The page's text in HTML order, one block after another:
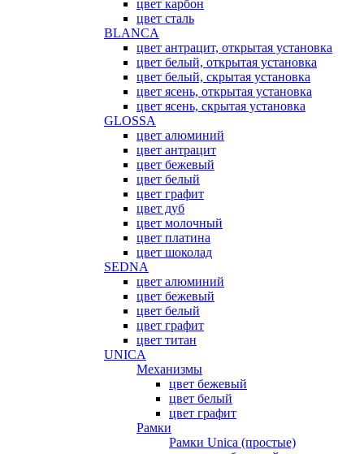
цвет карбон
цвет сталь
BLANCA
цвет антрацит, открытая установка
цвет белый, открытая установка
цвет белый, скрытая установка
цвет ясень, открытая установка
цвет ясень, скрытая установка
GLOSSA
цвет алюминий
цвет антрацит
цвет бежевый
цвет белый
цвет графит
цвет дуб
цвет молочный
цвет платина
цвет шоколад
SEDNA
цвет алюминий
цвет бежевый
цвет белый
цвет графит
цвет титан
UNICA
Механизмы
цвет бежевый
цвет белый
цвет графит
Рамки
Рамки Unica (простые)